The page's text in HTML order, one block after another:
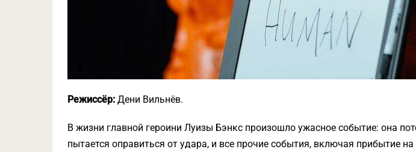
Режиссёр: Дени Вильнёв.
В жизни главной героини Луизы Бэнкс произошло ужасное событие: она
пытается оправиться от удара, и все прочие события, включая прибытие на